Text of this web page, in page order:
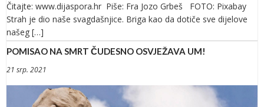
Čitajte: www.dijaspora.hr Piše: Fra Jozo Grbeš FOTO: Pixabay
Strah je dio naše svagdašnjice. Briga kao da dotiče sve dijelove
našeg […]
POMISAO NA SMRT ČUDESNO OSVJEŽAVA UM!
21 srp. 2021